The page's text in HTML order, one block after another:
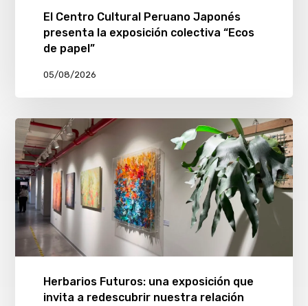
El Centro Cultural Peruano Japonés
presenta la exposición colectiva “Ecos
de papel”
05/08/2026
Herbarios Futuros: una exposición que
invita a redescubrir nuestra relación